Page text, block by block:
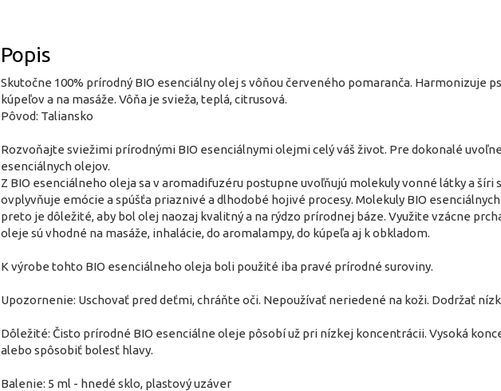
Popis
Skutočne 100% prírodný BIO esenciálny olej s vôňou červeného pomaranča. Harmonizuje
kúpeľov a na masáže. Vôňa je svieža, teplá, citrusová.
Pôvod: Taliansko
Rozvoňajte sviežimi prírodnými BIO esenciálnymi olejmi celý váš život. Pre dokonalé
esenciálnych olejov.
Z BIO esenciálneho oleja sa v aromadifuzéru postupne uvoľňujú molekuly vonné látky a
ovplyvňuje emócie a spúšťa priaznivé a dlhodobé hojivé procesy. Molekuly BIO
preto je dôležité, aby bol olej naozaj kvalitný a na rýdzo prírodnej báze. Využite vzácne
oleje sú vhodné na masáže, inhalácie, do aromalampy, do kúpeľa aj k obkladom.
K výrobe tohto BIO esenciálneho oleja boli použité iba pravé prírodné suroviny.
Upozornenie: Uschovať pred deťmi, chráňte oči. Nepoužívať neriedené na koži. Dodržať
Dôležité: Čisto prírodné BIO esenciálne oleje pôsobí už pri nízkej koncentrácii. Vysoká
alebo spôsobiť bolesť hlavy.
Balenie: 5 ml - hnedé sklo, plastový uzáver